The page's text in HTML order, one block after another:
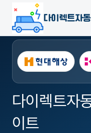
다이렉트자
다이렉트자
이트